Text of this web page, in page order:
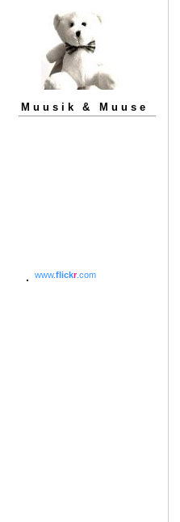
Muusik & Muuse
www.flickr.com